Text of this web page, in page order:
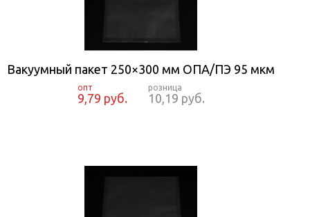
Вакуумный пакет 250×300 мм ОПА/ПЭ 95 мкм
9,79 руб. 10,19 руб.